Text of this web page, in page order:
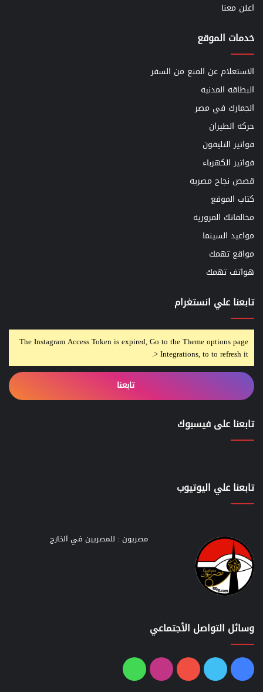
اعلن معنا
خدمات الموقع
الاستعلام عن المنع من السفر
البطاقه المدنيه
الجمارك في مصر
حركه الطيران
فواتير التليفون
فواتير الكهرباء
قصص نجاح مصريه
كتاب الموقع
مخالفاتك المروريه
مواعيد السينما
مواقع تهمك
هواتف تهمك
تابعنا علي انستغرام
The Instagram Access Token is expired, Go to the Theme options page
> Integrations, to to refresh it.
تابعنا
تابعنا على فيسبوك
تابعنا علي اليوتيوب
مصريون : للمصريين في الخارج
وسائل التواصل الأجتماعي
فيسبوك
تويتر يوتيوبانستقرامواتساب